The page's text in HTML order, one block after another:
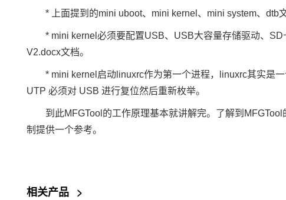
* 上面提到的mini uboot、mini kernel、mini system、dtb
* mini kernel必须要配置USB、USB大容量存储驱动、
V2.docx文档。
* mini kernel启动linuxrc作为第一个进程，linuxrc其实是
UTP 必须对 USB 进行复位然后重新枚举。
到此MFGTool的工作原理基本就讲解完。了解到
制提供一个参考。
相关产品 >